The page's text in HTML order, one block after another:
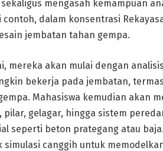
mengasah kemampuan
contoh, dalam konsentrasi
jembatan tahan gempa.
mereka akan mulai dengan
bekerja pada jembatan,
Mahasiswa kemudian akan
gelagar, hingga sistem
seperti beton prategang atau
simulasi canggih untuk